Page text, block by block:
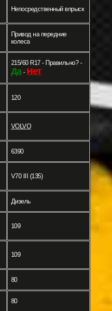
Непосредственный впрыск
Привод на передние
колеса
215/60 R17 - Правильно? -
Да- Нет
120
VOLVO
6390
V70 III (135)
Дизель
109
109
80
80